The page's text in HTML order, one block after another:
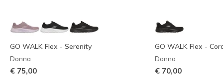
GO WALK Flex - Serenity
Donna
€ 75,00
GO WALK Flex -
Donna
€ 70,00